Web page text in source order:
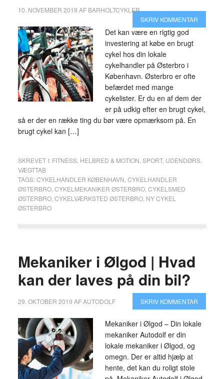
10. NOVEMBER 2019 AF BARHOLTCYKLER
SKRIV KOMMENTAR
Det kan være en rigtig god
investering at købe en brugt
cykel hos din lokale
cykelhandler på Østerbro i
København. Østerbro er ofte
befærdet med mange
cykelister. Er du en af dem der
er på udkig efter en brugt cykel,
så er der en række ting du bør være opmærksom på. En
brugt cykel kan […]
SKREVET I: FITNESS, HELBRED & MOTION SPORT, UDENDØRS,
VÆGTTAB
TAGS:CYKELHANDLER KØBENHAVN CYKELHANDLER
ØSTERBRO, CYKELMEKANIKER ØSTERBRO, CYKELSMED
ØSTERBRO, CYKELVÆRKSTED ØSTERBRO, NY CYKEL
ØSTERBRO
Mekaniker i Ølgod | Hvad
kan der laves på din bil?
29. OKTOBER 2019 AFAUTODOLF SKRIV KOMMENTAR
Mekaniker i Ølgod – Din lokale
mekaniker Autodolf er din
lokale mekaniker i Ølgod, og
omegn. Der er altid hjælp at
hente, det kan du roligt stole